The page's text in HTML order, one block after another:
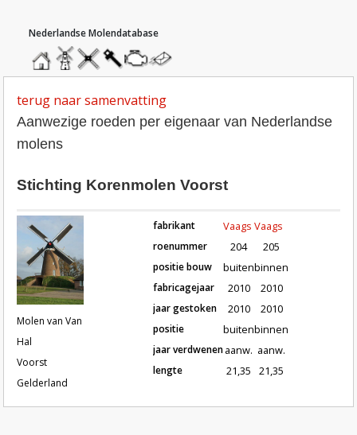
homemolendatabase
roedendatabase
assendatabase
motorendatabase
stuur
een
terug naar samenvatting
Aanwezige roeden per eigenaar van Nederlandse
molens
Stichting Korenmolen Voorst
Molen van Van
Hal
Voorst
Gelderland
Roeden van molen Molen van
fabrikant
roenummer
positie bouw
fabricagejaar
jaar gestoken
positie
jaar verdwenen
lengte
Vaags
204
buiten
2010
2010
buiten
aanw.
21,35
Vaags
205
binnen
2010
2010
binnen
aanw.
21,35